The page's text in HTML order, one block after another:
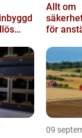
Allt om
för
09